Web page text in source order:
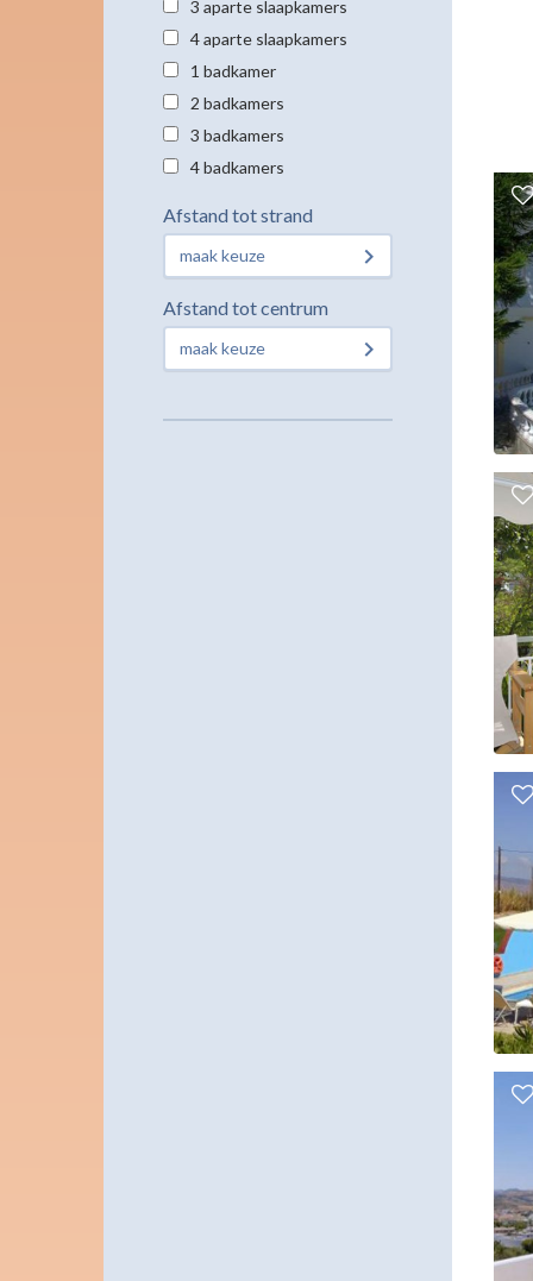
3 aparte slaapkamers
4 aparte slaapkamers
1 badkamer
2 badkamers
3 badkamers
4 badkamers
Afstand tot strand
maak keuze
Afstand tot centrum
maak keuze